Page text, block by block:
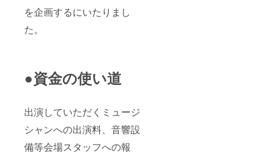
を企画するにいたりまし
た。
●資金の使い道
出演していただくミュージ
シャンへの出演料、音響設
備等会場スタッフへの報